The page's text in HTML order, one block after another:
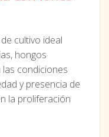
cultivo ideal
hongos
condiciones
y presencia de
la proliferación